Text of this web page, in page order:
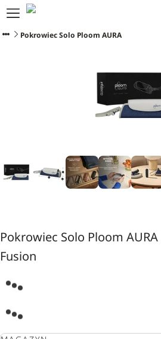
Dlaczego Ploom?
SklepPokrowiec Solo Ploom AURA
Pokrowiec Solo Ploom
Fusion